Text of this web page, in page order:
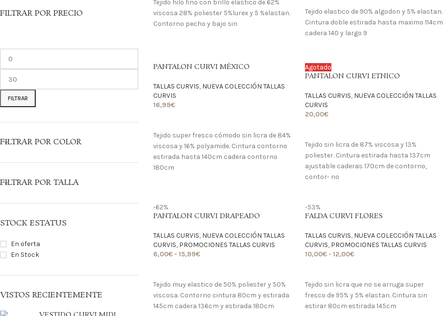
FILTRAR POR PRECIO
FILTRAR
FILTRAR POR COLOR
FILTRAR POR TALLA
STOCK ESTATUS
En oferta
En Stock
VISTOS RECIENTEMENTE
Tejido hilo fino con brillo elastico de 62%
viscosa 28% poliester 5%lurex y 5 %elastan.
Contorno pecho y bajo sin
Tejido elastico de 90% algodon y 5% elastan.
Cintura doble estirada hasta maximo 114cm
cadera 140 y largo 9
PANTALON CURVI MÉXICO
TALLAS CURVIS, NUEVA COLECCIÓN TALLAS
CURVIS
16,99€
Tejido super fresco cómodo sin licra de 84%
viscosa y 16% polyamide. Cintura contorno
estirada hasta 140cm cadera contorno
180cm
Agotado
PANTALON CURVI ETNICO
TALLAS CURVIS, NUEVA COLECCIÓN TALLAS
CURVIS
20,00€
Tejido sin licra de 87% viscosa y 13%
poliester. Cintura estirada hasta 137cm
ajustable caderas 170cm de contorno,
contor- no
-62%
PANTALON CURVI DRAPEADO
TALLAS CURVIS, NUEVA COLECCIÓN TALLAS
CURVIS, PROMOCIONES TALLAS CURVIS
6,00€ - 15,99€
Tejido muy elastico de 50% poliester y 50%
viscosa. Contorno cintura 80cm y estirada
145cm cadera 136cm y estirada 180cm
-53%
FALDA CURVI FLORES
TALLAS CURVIS, NUEVA COLECCIÓN TALLAS
CURVIS, PROMOCIONES TALLAS CURVIS
10,00€ - 12,00€
Tejido sin licra que no se arruga super
fresco de 95% y 5% elastan. Cintura sin
estirar 80cm estirada 145cm